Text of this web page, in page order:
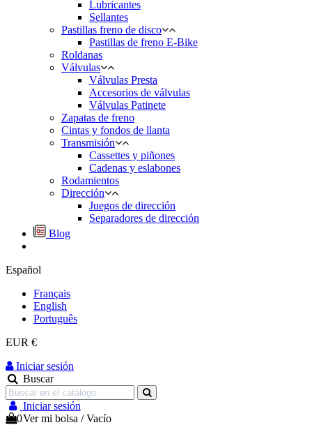
Lubricantes
Sellantes
Pastillas freno de disco
Pastillas de freno E-Bike
Roldanas
Válvulas
Válvulas Presta
Accesorios de válvulas
Válvulas Patinete
Zapatas de freno
Cintas y fondos de llanta
Transmisión
Cassettes y piñones
Cadenas y eslabones
Rodamientos
Dirección
Juegos de dirección
Separadores de dirección
Blog
Español
Français
English
Português
EUR €
Iniciar sesión
Buscar
Iniciar sesión
0Ver mi bolsa /Vacío